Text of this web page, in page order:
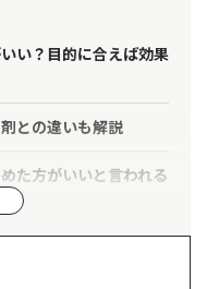
い？目的に合えば効果
との違いも解説
た方がいいと言われる